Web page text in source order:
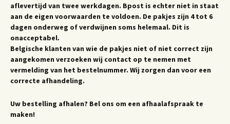
aflevertijd van twee werkdagen. Bpost is echter niet in staat
aan de eigen voorwaarden te voldoen. De pakjes zijn 4 tot 6
dagen onderweg of verdwijnen soms helemaal. Dit is
onacceptabel.
Belgische klanten van wie de pakjes niet of niet correct zijn
aangekomen verzoeken wij contact op te nemen met
vermelding van het bestelnummer. Wij zorgen dan voor een
correcte afhandeling.
Uw bestelling afhalen? Bel ons om een afhaalafspraak te
maken!